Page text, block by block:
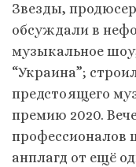
Звезды,
обсуждали в
музыкальное
“Украина”;
предстоящего
премию 2020.
профессионалов
анплагд от ещё